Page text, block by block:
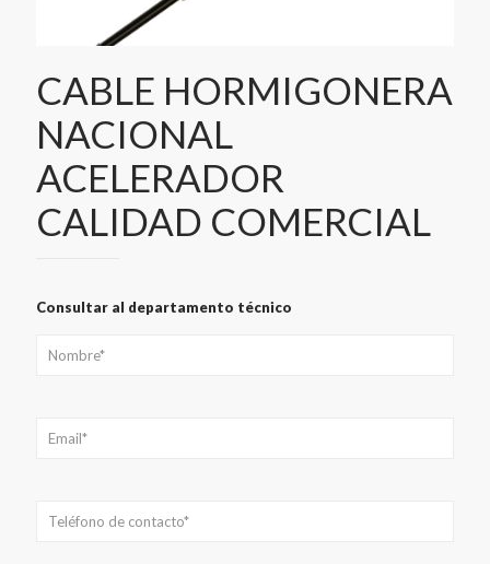
CABLE HORMIGONERA
NACIONAL
ACELERADOR
CALIDAD COMERCIAL
Consultar al departamento técnico